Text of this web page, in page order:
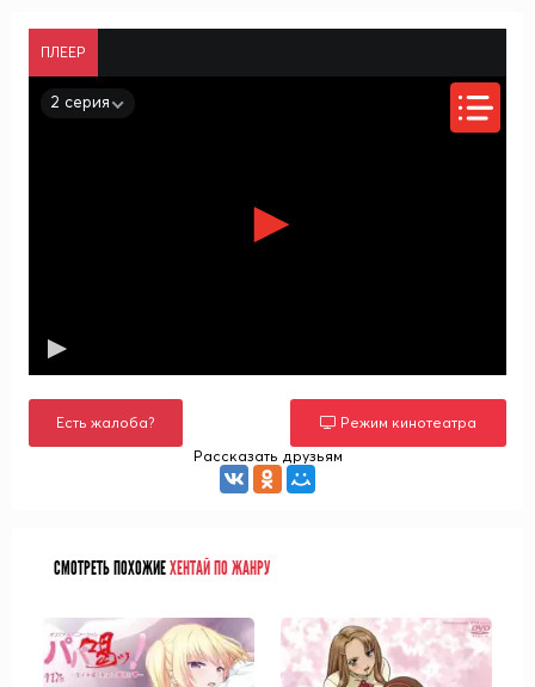
ПЛЕЕР
2 серия
Есть жалоба?
Режим кинотеатра
Рассказать друзьям
СМОТРЕТЬ ПОХОЖИЕХЕНТАЙ ПО ЖАНРУ